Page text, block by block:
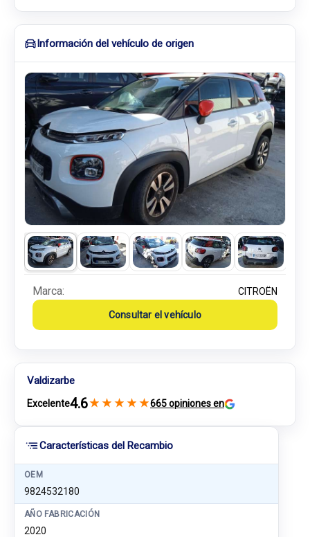
Características del Recambio
OEM
9824532180
AÑO FABRICACIÓN
2020
Información del vehículo de origen
Marca: CITROËN
Consultar el vehículo
Valdizarbe
Excelente4.6★ ★ ★ ★ ★665 opiniones en